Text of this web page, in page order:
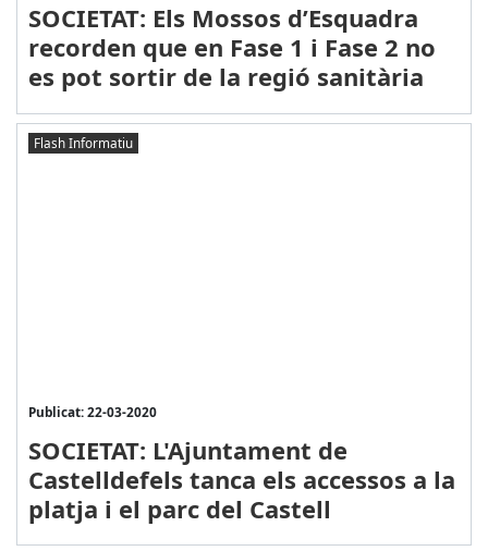
SOCIETAT: Els Mossos d’Esquadra
recorden que en Fase 1 i Fase 2 no
es pot sortir de la regió sanitària
Flash Informatiu
Publicat: 22-03-2020
SOCIETAT: L'Ajuntament de
Castelldefels tanca els accessos a la
platja i el parc del Castell